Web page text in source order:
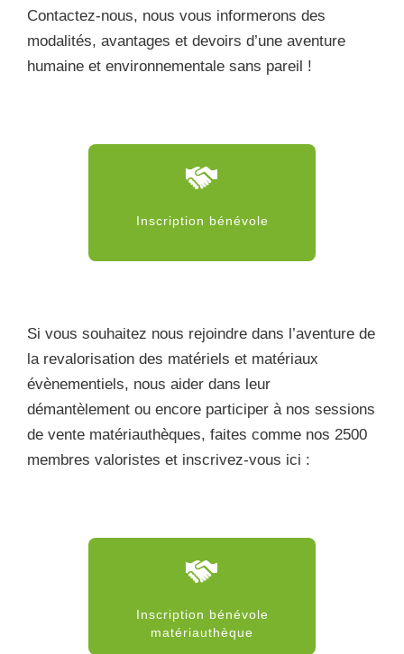
Contactez-nous, nous vous informerons des
modalités, avantages et devoirs d’une aventure
humaine et environnementale sans pareil !
Inscription bénévole
Si vous souhaitez nous rejoindre dans l’aventure de
la revalorisation des matériels et matériaux
évènementiels, nous aider dans leur
démantèlement ou encore participer à nos sessions
de vente matériauthèques, faites comme nos 2500
membres valoristes et inscrivez-vous ici :
Inscription bénévole
matériauthèque